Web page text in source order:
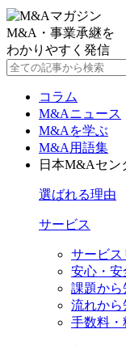
M&A・事業承継を
わかりやすく発信
コラム
M&Aニュース
M&Aを学ぶ
M&A用語集
日本M&Aセン
選ばれる理由
サービス
サービス
安心・
課題から
流れから
手数料・